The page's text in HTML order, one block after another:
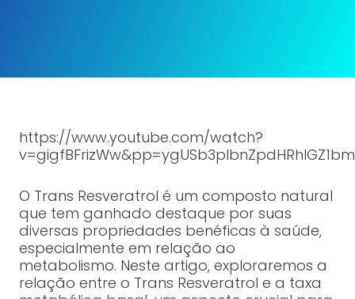
https://www.youtube.com/watch?
O Trans Resveratrol é um composto natural
que tem ganhado destaque por suas
diversas propriedades benéficas à saúde,
especialmente em relação ao
metabolismo. Neste artigo, exploraremos a
relação entre o Trans Resveratrol e a taxa